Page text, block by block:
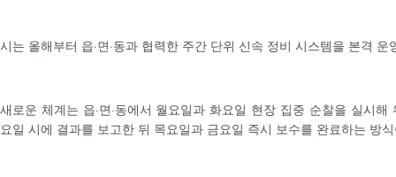
시는 올해부터 읍·면·동과 협력한 주간 단위 신속 정비 시스템을 본격 운
새로운 체계는 읍·면·동에서 월요일과 화요일 현장 집중 순찰을 실시
요일 시에 결과를 보고한 뒤 목요일과 금요일 즉시 보수를 완료하는 방